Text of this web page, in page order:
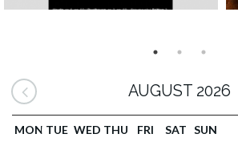
AUGUST 2026
MON TUE WED THU FRI SAT SUN